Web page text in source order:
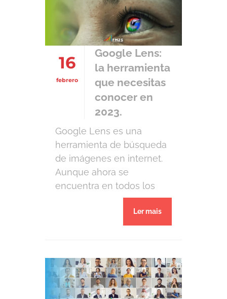
difíciles. De alguna
manera, todos
experimentamos varios
grados de contratiempos.
La forma en que lidiamos
con estos problemas está
relacionada […]
16
febrero
Google Lens:
la herramienta
que necesitas
conocer en
2023.
Google Lens es una
herramienta de búsqueda
de imágenes en internet.
Aunque ahora se
encuentra en todos los
nuevos dispositivos
Android e iOS integrados
con aplicaciones de
tan difundido. A menudo, a
pesar de utilizar el término,
ignoramos su nombre y
Ler mais